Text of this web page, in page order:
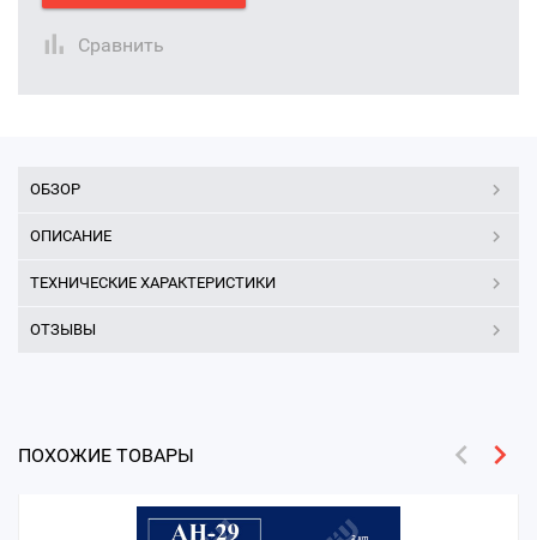
Сравнить
ОБЗОР
ОПИСАНИЕ
ТЕХНИЧЕСКИЕ ХАРАКТЕРИСТИКИ
ОТЗЫВЫ
ПОХОЖИЕ ТОВАРЫ